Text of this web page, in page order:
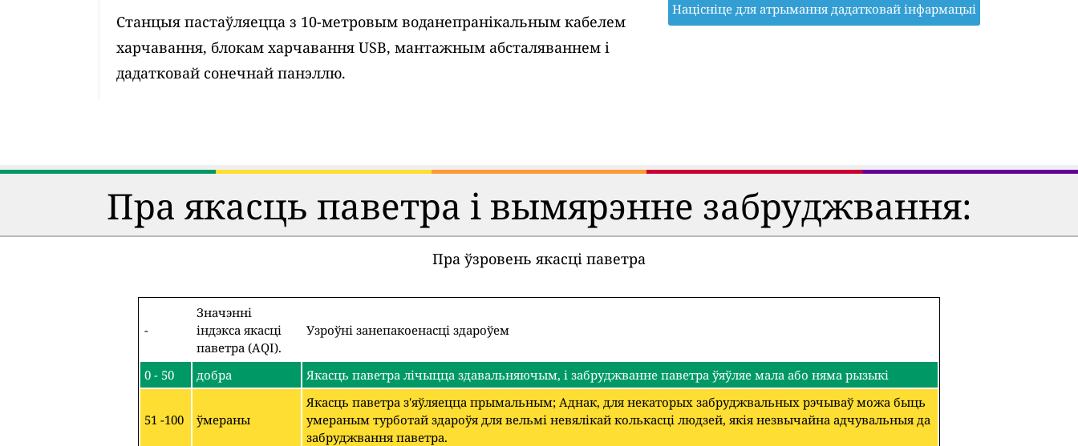
Станцыя пастаўляецца з 10-метровым воданепранікальным кабелем
харчавання, блокам харчавання USB, мантажным абсталяваннем і
дадатковай сонечнай панэллю.
Націсніце для атрымання дадатковай інфармацыі
Пра якасць паветра і вымярэнне забруджвання:
Пра ўзровень якасці паветра
-
Значэнні
індэкса якасці
паветра (AQI).
Узроўні занепакоенасці здароўем
0 - 50 добра Якасць паветра лічыцца здавальняючым, і забруджванне паветра ўяўляе мала або няма рызыкі
51 -100 ўмераны
Якасць паветра з'яўляецца прымальным; Аднак, для некаторых забруджвальных рэчываў можа быць
умераным турботай здароўя для вельмі невялікай колькасці людзей, якія незвычайна адчувальныя да
забруджвання паветра.